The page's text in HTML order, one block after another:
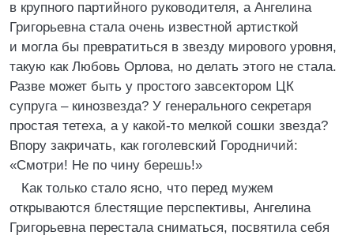
в крупного партийного руководителя, а Ангелина
Григорьевна стала очень известной артисткой
и могла бы превратиться в звезду мирового уровня,
такую как Любовь Орлова, но делать этого не стала.
Разве может быть у простого завсектором ЦК
супруга – кинозвезда? У генерального секретаря
простая тетеха, а у какой-то мелкой сошки звезда?
Впору закричать, как гоголевский Городничий:
«Смотри! Не по чину берешь!»
Как только стало ясно, что перед мужем
открываются блестящие перспективы, Ангелина
Григорьевна перестала сниматься, посвятила себя